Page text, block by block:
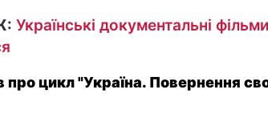
Українські документальні
про цикл "Україна. Повернення